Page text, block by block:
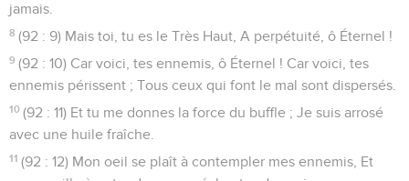
jamais.
8 (92 : 9) Mais toi, tu es le Très Haut, A perpétuité, ô Éternel !
9 (92 : 10) Car voici, tes ennemis, ô Éternel ! Car voici, tes
ennemis périssent ; Tous ceux qui font le mal sont dispersés.
10 (92 : 11) Et tu me donnes la force du buffle ; Je suis arrosé
avec une huile fraîche.
11 (92 : 12) Mon oeil se plaît à contempler mes ennemis, Et